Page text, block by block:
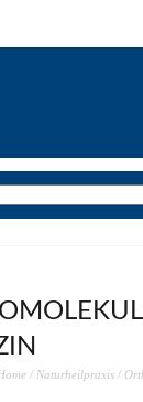
/ Naturheilpraxis /